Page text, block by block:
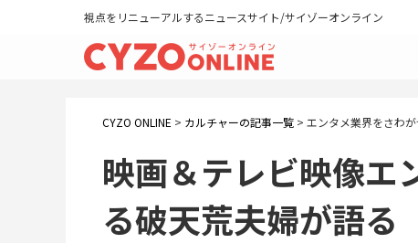
視点をリニューアルするニュースサイト/サイゾーオンライン
CYZO ONLINE > カルチャーの記事一覧 > エンタメ業界をさわ
映画＆テレビ映像エ
る破天荒夫婦が語る